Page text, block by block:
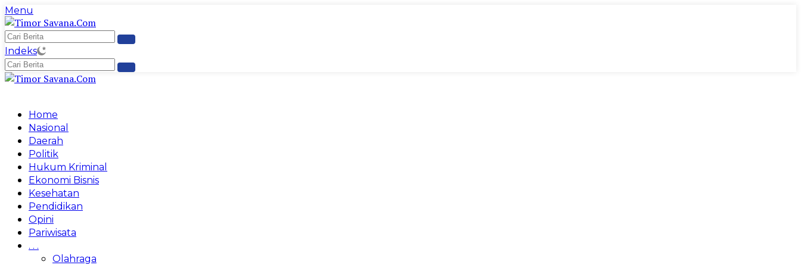
Langsung
ke
konten
Menu
Indeks
Home
Nasional
Daerah
Politik
Hukum Kriminal
Ekonomi Bisnis
Kesehatan
Pendidikan
Opini
Pariwisata
. . .
Olahraga